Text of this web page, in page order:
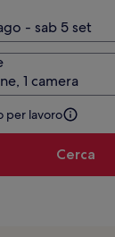
- sab 5 set
1 camera
per lavoro
Cerca